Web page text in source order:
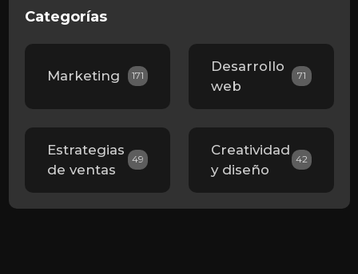
Categorías
Marketing 171
Desarrollo
web
71
Estrategias
de ventas
49
Creatividad
y diseño
42